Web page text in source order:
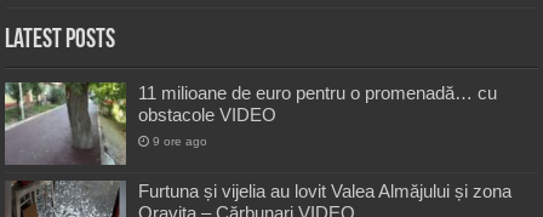
Latest Posts
11 milioane de euro pentru o promenadă… cu
obstacole VIDEO
9 ore ago
Furtuna și vijelia au lovit Valea Almăjului și zona